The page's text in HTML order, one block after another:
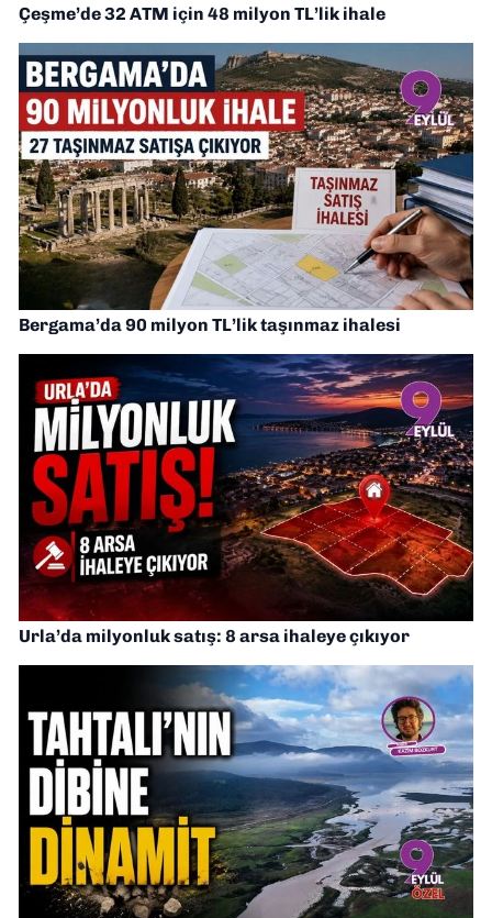
Çeşme’de 32 ATM için 48 milyon TL’lik ihale
Bergama’da 90 milyon TL’lik taşınmaz ihalesi
Urla’da milyonluk satış: 8 arsa ihaleye çıkıyor